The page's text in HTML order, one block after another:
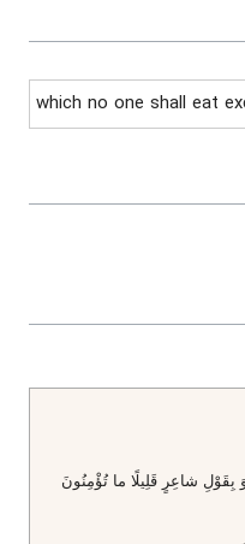
which no one shall eat
غِسْلِينٍ «36» لا يَأْكُلُهُ إِلَّا الْخاطِؤُنَ «37» فَلا أُقْسِمُ بِما تُبْصِرُونَ «38» وَ ما لا تُبْصِرُونَ «39» إِنَّهُ لَقَوْلُ رَسُولٍ كَرِيمٍ «40» وَ ما هُوَ بِقَوْلِ شاعِرٍ قَلِيلًا ما تُؤْمِنُونَ